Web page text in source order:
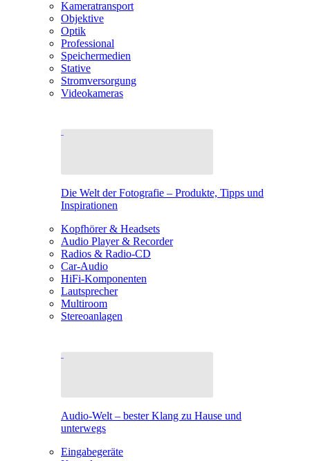
Kameratransport
Objektive
Optik
Professional
Speichermedien
Stative
Stromversorgung
Videokameras
Die Welt der Fotografie – Produkte, Tipps und
Inspirationen
Kopfhörer & Headsets
Audio Player & Recorder
Radios & Radio-CD
Car-Audio
HiFi-Komponenten
Lautsprecher
Multiroom
Stereoanlagen
Audio-Welt – bester Klang zu Hause und
unterwegs
Eingabegeräte